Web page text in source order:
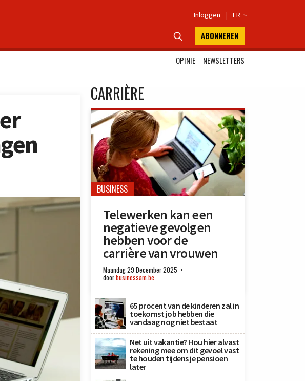
Inloggen | FR 
 ABONNEREN
OPINIE
NEWSLETTERS
CARRIÈRE
BUSINESS
Telewerken kan een
negatieve gevolgen
hebben voor de
carrière van vrouwen
Maandag 29 December 2025
doorbusinessam.be
65 procent van de kinderen zal in
toekomst job hebben die
vandaag nog niet bestaat
Net uit vakantie? Hou hier alvast
rekening mee om dit gevoel vast
te houden tijdens je pensioen
later